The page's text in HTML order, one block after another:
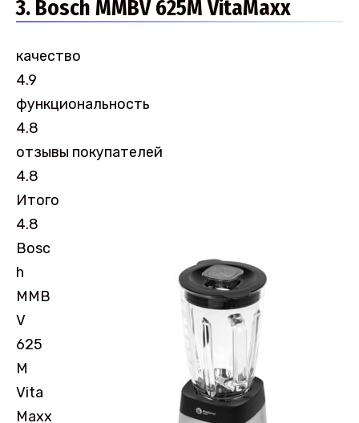
3. Bosch MMBV 625M VitaMaxx
качество
4.9
функциональность
4.8
отзывы покупателей
4.8
Итого
4.8
Bosc
h
MMB
V
625
M
Vita
Maxx